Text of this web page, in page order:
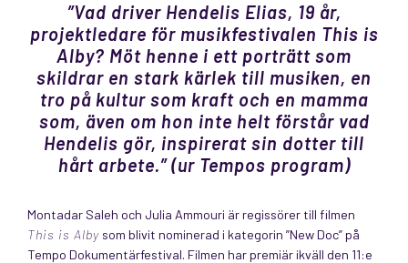
”Vad driver Hendelis Elias, 19 år,
projektledare för musikfestivalen This is
Alby? Möt henne i ett porträtt som
skildrar en stark kärlek till musiken, en
tro på kultur som kraft och en mamma
som, även om hon inte helt förstår vad
Hendelis gör, inspirerat sin dotter till
hårt arbete.” (ur Tempos program)
Montadar Saleh och Julia Ammouri är regissörer till filmen
This is Alby som blivit nominerad i kategorin ”New Doc” på
Tempo Dokumentärfestival. Filmen har premiär ikväll den 11:e